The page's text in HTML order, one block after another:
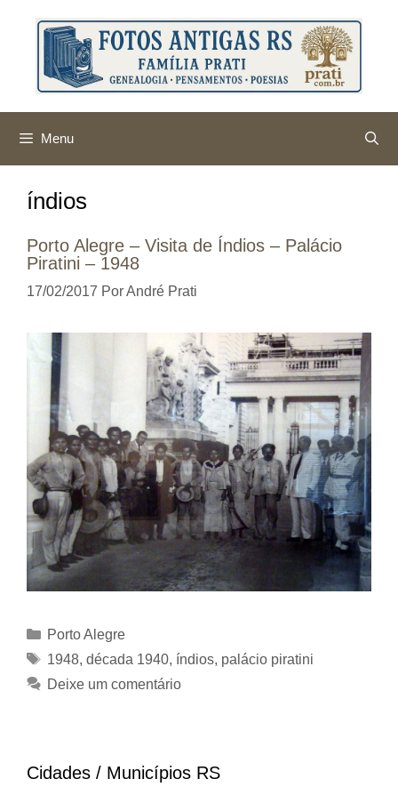
conteúdo
Menu
índios
Porto Alegre – Visita de Índios – Palácio
Piratini – 1948
17/02/2017 PorAndré Prati
Categorias
Porto Alegre
Tags
1948, década 1940, índios, palácio piratini
Deixe um comentário
Cidades / Municípios RS